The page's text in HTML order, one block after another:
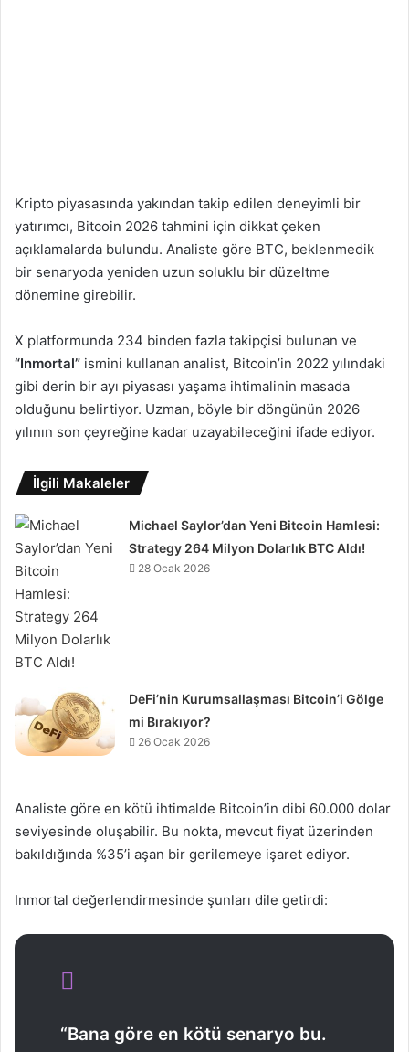
Kripto piyasasında yakından takip edilen deneyimli bir
yatırımcı, Bitcoin 2026 tahmini için dikkat çeken
açıklamalarda bulundu. Analiste göre BTC, beklenmedik
bir senaryoda yeniden uzun soluklu bir düzeltme
dönemine girebilir.
X platformunda 234 binden fazla takipçisi bulunan ve
“Inmortal” ismini kullanan analist, Bitcoin’in 2022 yılındaki
gibi derin bir ayı piyasası yaşama ihtimalinin masada
olduğunu belirtiyor. Uzman, böyle bir döngünün 2026
yılının son çeyreğine kadar uzayabileceğini ifade ediyor.
İlgili Makaleler
Michael Saylor’dan Yeni Bitcoin Hamlesi:
Strategy 264 Milyon Dolarlık BTC Aldı!
28 Ocak 2026
DeFi’nin Kurumsallaşması Bitcoin’i Gölge
mi Bırakıyor?
26 Ocak 2026
Analiste göre en kötü ihtimalde Bitcoin’in dibi 60.000 dolar
seviyesinde oluşabilir. Bu nokta, mevcut fiyat üzerinden
bakıldığında %35’i aşan bir gerilemeye işaret ediyor.
Inmortal değerlendirmesinde şunları dile getirdi:
“Bana göre en kötü senaryo bu.